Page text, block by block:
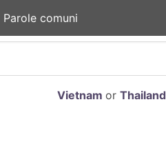
Parole comuni
Vietnam or Thailand